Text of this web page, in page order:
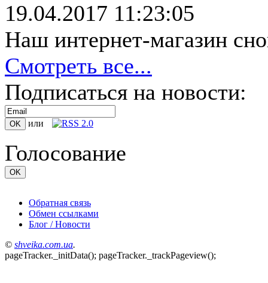
19.04.2017 11:23:05
Наш интернет-магазин
Смотреть все...
Подписаться на новости:
или
Голосование
Обратная связь
Обмен ссылками
Блог / Новости
© shveika.сom.ua.
pageTracker._initData(); pageTracker._trackPageview();